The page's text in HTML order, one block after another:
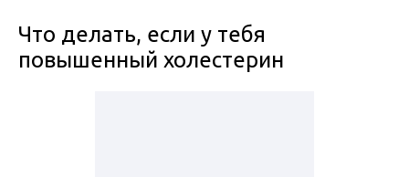
Что делать, если у тебя
повышенный холестерин